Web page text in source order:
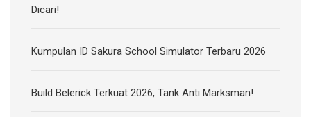
Dicari!
Kumpulan ID Sakura School Simulator Terbaru 2026
Build Belerick Terkuat 2026, Tank Anti Marksman!